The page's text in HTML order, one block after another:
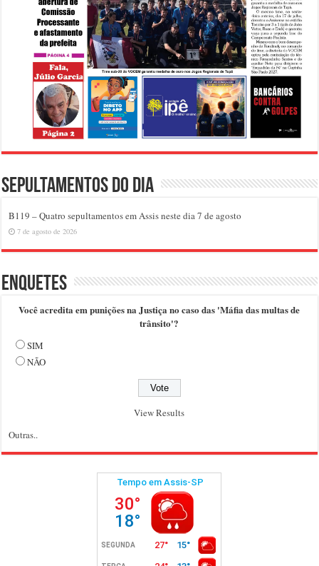
Sepultamentos do dia
B119 – Quatro sepultamentos em Assis neste dia 7 de agosto
7 de agosto de 2026
Enquetes
Você acredita em punições na Justiça no caso das 'Máfia das multas de
trânsito'?
SIM
NÃO
View Results
Outras..